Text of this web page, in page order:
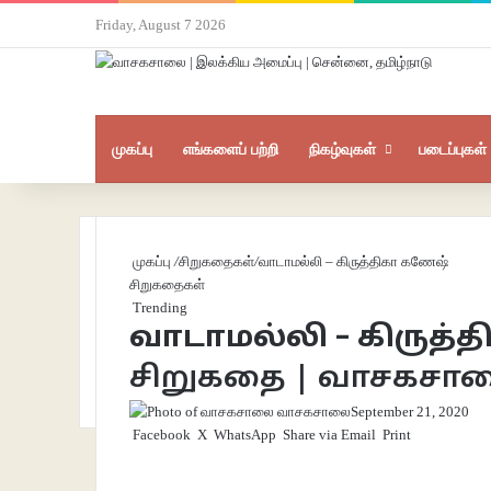
Friday, August 7 2026
முகப்பு எங்களைப் பற்றி நிகழ்வுகள் படைப்புகள்
முகப்பு/சிறுகதைகள்/வாடாமல்லி – கிருத்திகா கணேஷ்
சிறுகதைகள்
Trending
வாடாமல்லி –
சிறுகதை |
வாசகசாலைSeptember 21, 2020
Facebook X WhatsApp Share via Email Print